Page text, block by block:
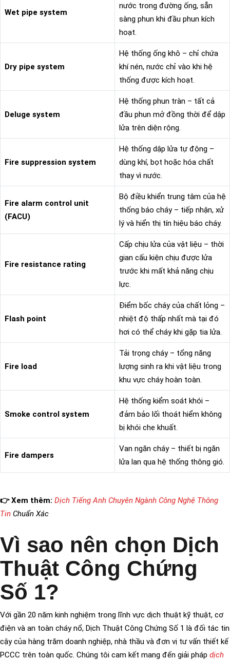
Wet pipe system
nước trong đường ống, sẵn
sàng phun khi đầu phun kích
hoạt.
Dry pipe system
Hệ thống ống khô – chỉ chứa
khí nén, nước chỉ vào khi hệ
thống được kích hoạt.
Deluge system
Hệ thống phun tràn – tất cả
đầu phun mở đồng thời để dập
lửa trên diện rộng.
Fire suppression system
Hệ thống dập lửa tự động –
dùng khí, bọt hoặc hóa chất
thay vì nước.
Fire alarm control unit
(FACU)
Bộ điều khiển trung tâm của hệ
thống báo cháy – tiếp nhận, xử
lý và hiển thị tín hiệu báo cháy.
Fire resistance rating
Cấp chịu lửa của vật liệu – thời
gian cấu kiện chịu được lửa
trước khi mất khả năng chịu
lực.
Flash point
Điểm bốc cháy của chất lỏng –
nhiệt độ thấp nhất mà tại đó
hơi có thể cháy khi gặp tia lửa.
Fire load
Tải trọng cháy – tổng năng
lượng sinh ra khi vật liệu trong
khu vực cháy hoàn toàn.
Smoke control system
Hệ thống kiểm soát khói –
đảm bảo lối thoát hiểm không
bị khói che khuất.
Fire dampers
Van ngăn cháy – thiết bị ngăn
lửa lan qua hệ thống thông gió.
👉 Xem thêm: Dịch Tiếng Anh Chuyên Ngành Công Nghệ Thông
Tin Chuẩn Xác
Vì sao nên chọn Dịch
Thuật Công Chứng
Số 1?
Với gần 20 năm kinh nghiệm trong lĩnh vực dịch thuật kỹ thuật, cơ
điện và an toàn cháy nổ, Dịch Thuật Công Chứng Số 1 là đối tác tin
cậy của hàng trăm doanh nghiệp, nhà thầu và đơn vị tư vấn thiết kế
PCCC trên toàn quốc. Chúng tôi cam kết mang đến giải pháp dịch